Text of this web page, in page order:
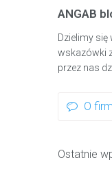
ANGAB
Dzielimy się
wskazówki
przez nas
O
Ostatnie